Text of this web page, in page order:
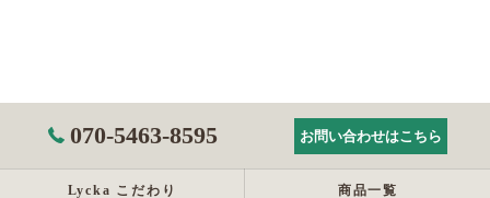
070-5463-8595 お問い合わせはこちら
Lycka こだわり 商品一覧